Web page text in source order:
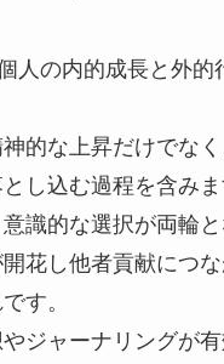
人の内的成長と外的
的な上昇だけでな
し込む過程を含みま
識的な選択が両輪と
花し他者貢献につ
す。
ジャーナリングが有